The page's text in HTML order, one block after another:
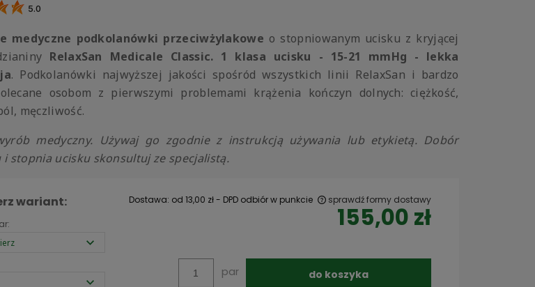
5.0
medyczne podkolanówki przeciwżylakowe o stopniowanym ucisku z kryjącej
RelaxSan Medicale Classic. 1 klasa ucisku - 15-21 mmHg - lekka
. Podkolanówki najwyższej jakości spośród wszystkich linii RelaxSan i bardzo
osobom z pierwszymi problemami krążenia kończyn dolnych: ciężkość,
męczliwość.
medyczny. Używaj go zgodnie z instrukcją używania lub etykietą. Dobór
stopnia ucisku skonsultuj ze specjalistą.
wariant: Dostawa: od 13,00 zł- DPD odbiór w punkcie sprawdź formy dostawy
155,00 zł
par do koszyka